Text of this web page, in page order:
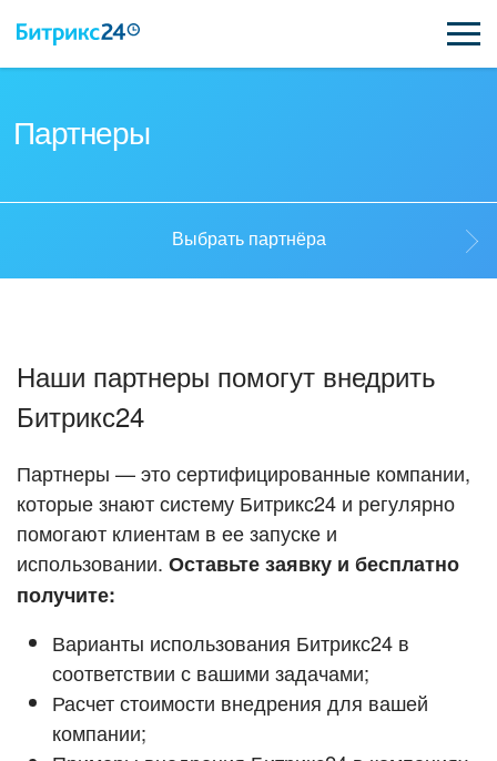
ВХОД
Партнеры
Стать партнёром
Кейсы партнеров
Смотреть видеокейсы
Выбрать партнёра
Наши партнеры помогут внедрить
Битрикс24
Партнеры — это сертифицированные компании,
которые знают систему Битрикс24 и регулярно
помогают клиентам в ее запуске и
использовании. Оставьте заявку и бесплатно
получите:
Варианты использования Битрикс24 в
соответствии с вашими задачами;
Расчет стоимости внедрения для вашей
компании;